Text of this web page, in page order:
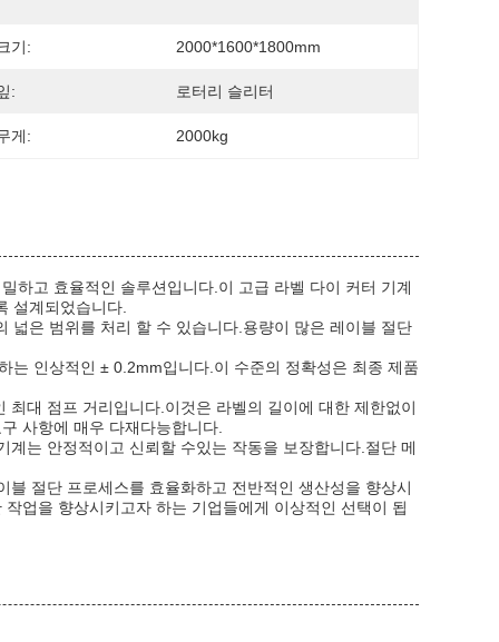
기: 2000*1600*1800mm
: 로터리 슬리터
게: 2000kg
하고 효율적인 솔루션입니다.이 고급 라벨 다이 커터 기계
설계되었습니다.
넓은 범위를 처리 할 수 있습니다.용량이 많은 레이블 절단
는 인상적인 ± 0.2mm입니다.이 수준의 정확성은 최종 제품
대 점프 거리입니다.이것은 라벨의 길이에 대한 제한없이
사항에 매우 다재다능합니다.
는 안정적이고 신뢰할 수있는 작동을 보장합니다.절단 메
절단 프로세스를 효율화하고 전반적인 생산성을 향상시
업을 향상시키고자 하는 기업들에게 이상적인 선택이 됩